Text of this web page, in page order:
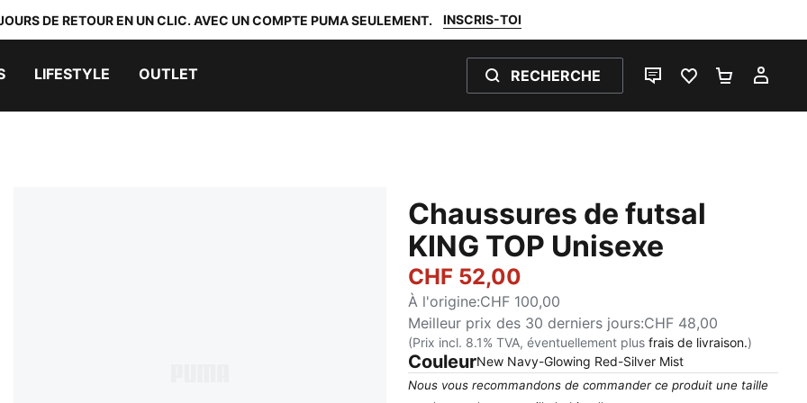
DE RETOUR EN UN CLIC. AVEC UN COMPTE PUMA SEULEMENT. INSCRIS-TOI
LIFESTYLE OUTLET RECHERCHE
LIVE CHATFAVORIS 0PANIER 0
Chaussures de futsal
KING TOP Unisexe
CHF 52,00
À l'origine:CHF 100,00
Meilleur prix des 30 derniers jours:CHF 48,00
(Prix incl. 8.1% TVA, éventuellement plusfrais de livraison.)
CouleurNew Navy-Glowing Red-Silver Mist:
Nous vous recommandons de commander ce produit une taille